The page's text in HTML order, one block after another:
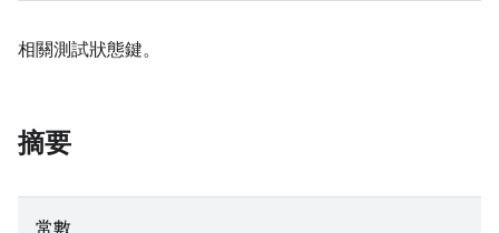
相關測試狀態鍵。
摘要
常數